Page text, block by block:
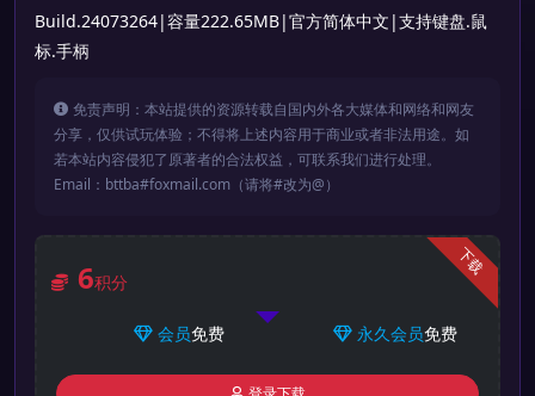
Build.24073264|容量222.65MB|官方简体中文|支持键盘.鼠
标.手柄
免责声明：本站提供的资源转载自国内外各大媒体和网络和网友
分享，仅供试玩体验；不得将上述内容用于商业或者非法用途。如
若本站内容侵犯了原著者的合法权益，可联系我们进行处理。
Email：bttba#foxmail.com（请将#改为@）
下载
6积分
会员免费 永久会员免费